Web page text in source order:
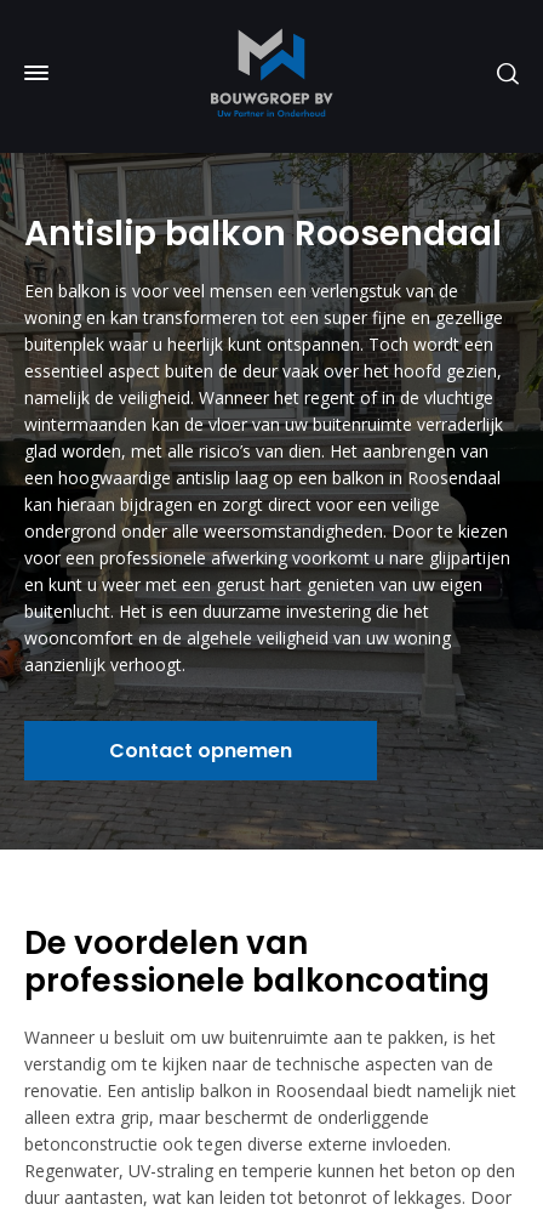
Antislip balkon Roosendaal
Een balkon is voor veel mensen een verlengstuk van de
woning en kan transformeren tot een super fijne en gezellige
buitenplek waar u heerlijk kunt ontspannen. Toch wordt een
essentieel aspect buiten de deur vaak over het hoofd gezien,
namelijk de veiligheid. Wanneer het regent of in de vluchtige
wintermaanden kan de vloer van uw buitenruimte verraderlijk
glad worden, met alle risico’s van dien. Het aanbrengen van
een hoogwaardige antislip laag op een balkon in Roosendaal
kan hieraan bijdragen en zorgt direct voor een veilige
ondergrond onder alle weersomstandigheden. Door te kiezen
voor een professionele afwerking voorkomt u nare glijpartijen
en kunt u weer met een gerust hart genieten van uw eigen
buitenlucht. Het is een duurzame investering die het
wooncomfort en de algehele veiligheid van uw woning
aanzienlijk verhoogt.
Contact opnemen
De voordelen van
professionele balkoncoating
Wanneer u besluit om uw buitenruimte aan te pakken, is het
verstandig om te kijken naar de technische aspecten van de
renovatie. Een antislip balkon in Roosendaal biedt namelijk niet
alleen extra grip, maar beschermt de onderliggende
betonconstructie ook tegen diverse externe invloeden.
Regenwater, UV-straling en temperie kunnen het beton op den
duur aantasten, wat kan leiden tot betonrot of lekkages. Door